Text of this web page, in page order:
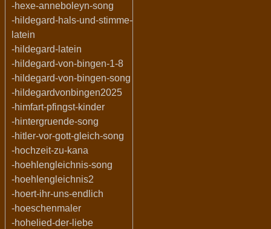
-hexe-anneboleyn-song
-hildegard-hals-und-stimme-
latein
-hildegard-latein
-hildegard-von-bingen-1-8
-hildegard-von-bingen-song
-hildegardvonbingen2025
-himfart-pfingst-kinder
-hintergruende-song
-hitler-vor-gott-gleich-song
-hochzeit-zu-kana
-hoehlengleichnis-song
-hoehlengleichnis2
-hoert-ihr-uns-endlich
-hoeschenmaler
-hohelied-der-liebe